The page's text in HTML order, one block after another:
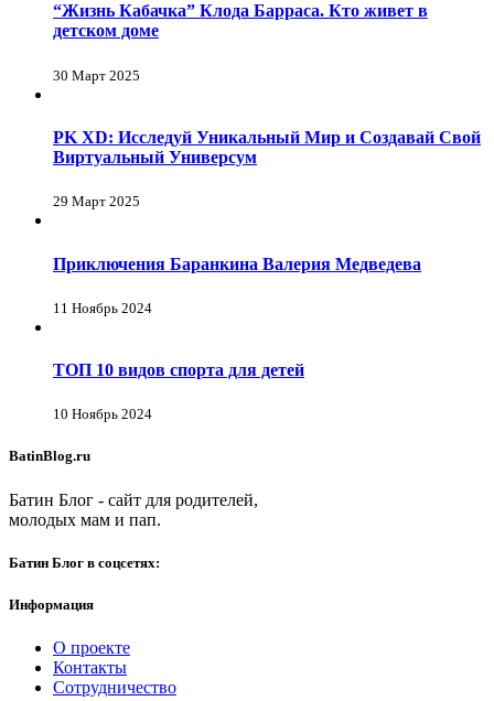
“Жизнь Кабачка” Клода Барраса. Кто живет в
детском доме
30 Март 2025
PK XD: Исследуй Уникальный Мир и Создавай Свой
Виртуальный Универсум
29 Март 2025
Приключения Баранкина Валерия Медведева
11 Ноябрь 2024
ТОП 10 видов спорта для детей
10 Ноябрь 2024
BatinBlog.ru
Батин Блог - сайт для родителей,
молодых мам и пап.
Батин Блог в соцсетях:
Информация
О проекте
Контакты
Сотрудничество